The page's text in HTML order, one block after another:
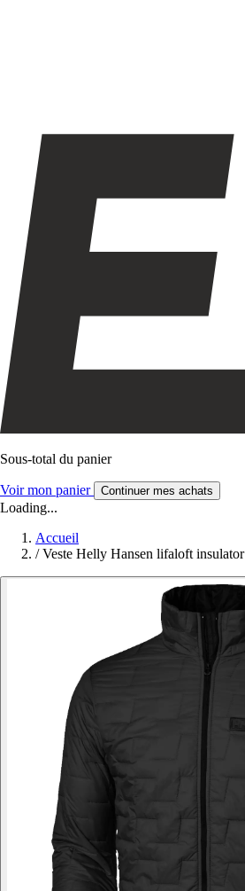
Sous-total du panier
Voir mon panier Continuer mes achats
Loading...
Accueil
/ Veste Helly Hansen lifaloft insulator